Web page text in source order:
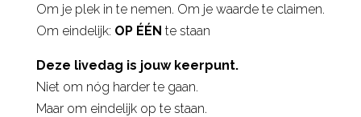
Om je plek in te nemen. Om je waarde te claimen.
Om eindelijk: OP ÉÉN te staan
Deze livedag is jouw keerpunt.
Niet om nóg harder te gaan.
Maar om eindelijk op te staan.